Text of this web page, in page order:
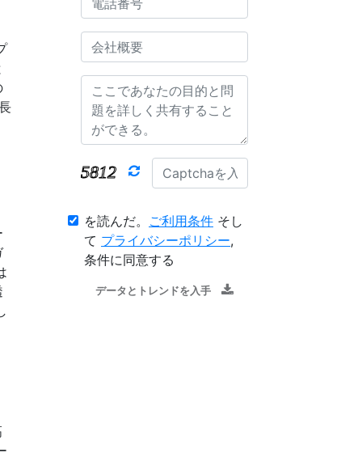
を読んだ。 ご利用条件 そし
て プライバシーポリシー,
条件に同意する
データとトレンドを入手